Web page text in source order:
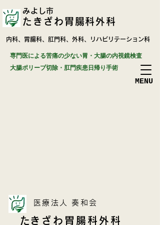
みよし市
​内科、胃腸科、肛門科、外科、リハビリテーション科
たきざわ胃腸科外科
​MENU
専門医による苦痛の少ない胃・大腸の内視鏡検査
​大腸ポリープ切除・肛門疾患日帰り手術
​医療法人 奏和会
​たきざわ胃腸科外科